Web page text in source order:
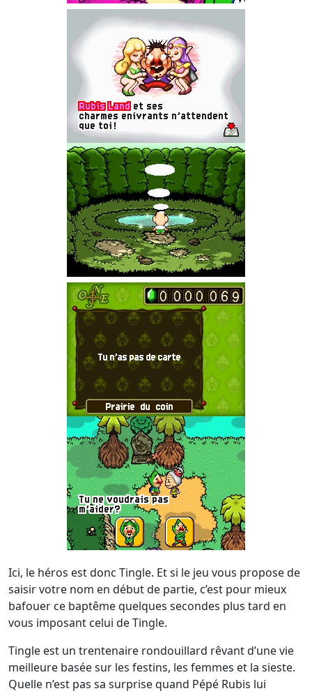
Ici, le héros est donc Tingle. Et si le jeu vous propose de
saisir votre nom en début de partie, c’est pour mieux
bafouer ce baptême quelques secondes plus tard en
vous imposant celui de Tingle.
Tingle est un trentenaire rondouillard rêvant d’une vie
meilleure basée sur les festins, les femmes et la sieste.
Quelle n’est pas sa surprise quand Pépé Rubis lui